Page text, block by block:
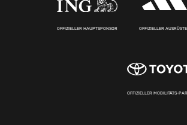
OFFIZIELLER HAUPTSPONSOR OFFIZIELLER
OFFIZIELLER MOBILITÄTS-